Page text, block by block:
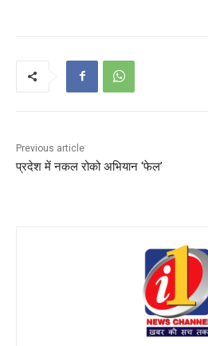
Previous article
प्रदेश में नकल रोको अभियान ‘फेल’